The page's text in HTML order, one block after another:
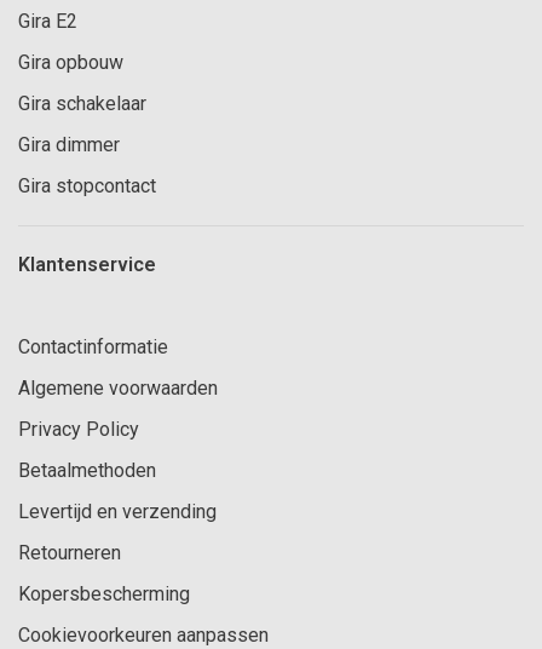
Gira E2
Gira opbouw
Gira schakelaar
Gira dimmer
Gira stopcontact
Klantenservice
Contactinformatie
Algemene voorwaarden
Privacy Policy
Betaalmethoden
Levertijd en verzending
Retourneren
Kopersbescherming
Cookievoorkeuren aanpassen